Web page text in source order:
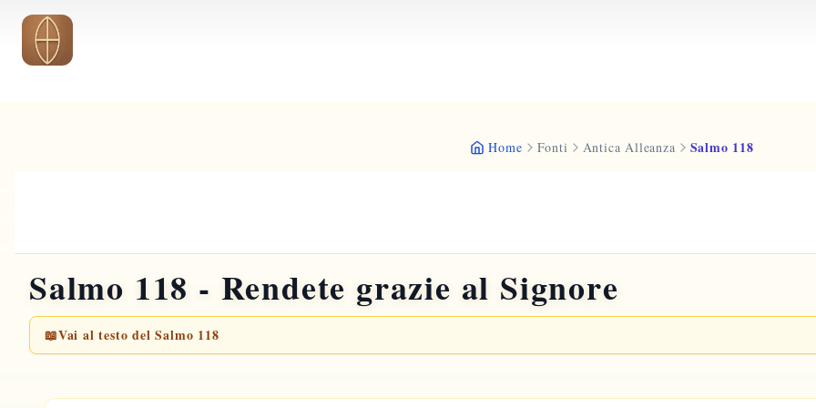
Vai al contenuto principale
Home Fonti Antica Alleanza Salmo 118
Salmo 118 - Rendete grazie al Signore
📖Vai al testo del Salmo 118